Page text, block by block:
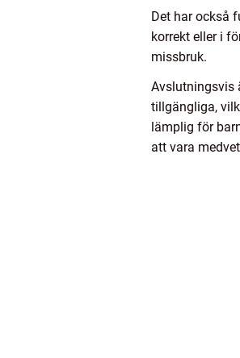
Det har också
korrekt eller i
missbruk.
Avslutningsvis
tillgängliga,
lämplig för
att vara